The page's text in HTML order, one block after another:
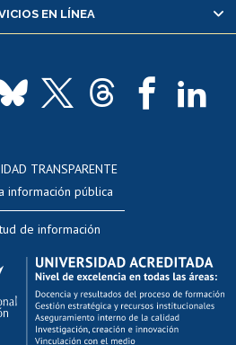
y crédito alumnos
Docentes
docente
académica
al AUCAI
os
EN LÍNEA
TRANSPARENTE
información pública
de información